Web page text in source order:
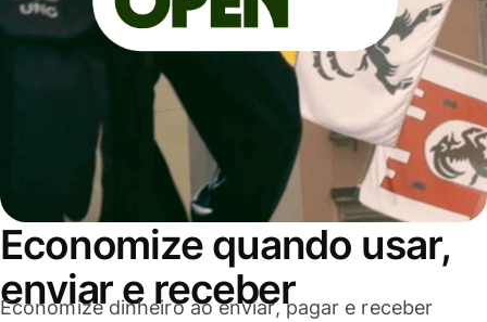
Economize quando usar,
enviar e receber
Economize dinheiro ao enviar, pagar e receber